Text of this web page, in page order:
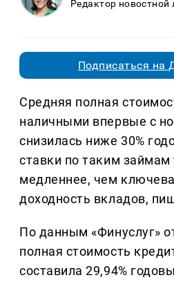
Редактор новостной
Подписаться на
Средняя полная
наличными впервые с
снизилась ниже 30%
ставки по таким
медленнее, чем
доходность вкладов,
По данным «Финуслуг»
полная стоимость
составила 29,94%